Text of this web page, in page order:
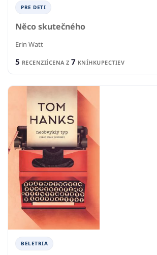
PRE DETI
Něco skutečného
Erin Watt
5 RECENZIÍCENA Z 7 KNÍHKUPECTIEV
BELETRIA